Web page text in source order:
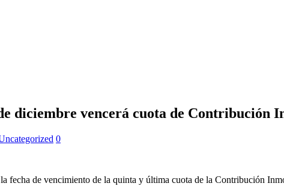
de diciembre vencerá cuota de Contribución
0
fecha de vencimiento de la quinta y última cuota de la Contribución